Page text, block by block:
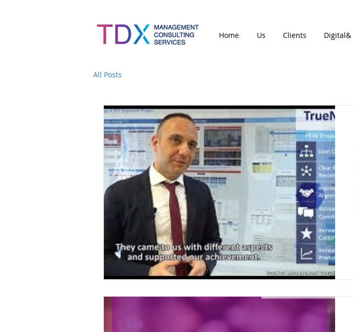
All Posts
Home Us Clients Digital&